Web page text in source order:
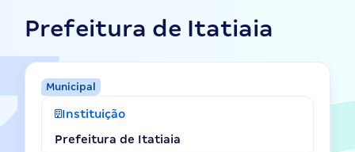
Prefeitura de Itatiaia
Municipal
Instituição
Prefeitura de Itatiaia